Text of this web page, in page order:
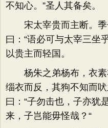
不知心。”圣人其备矣。
宋太宰贵而主断。季
曰：“语必可与太宰三坐
以贵主而轻国。
杨朱之弟杨布，衣素
缁衣而反，其狗不知而
曰：“子勿击也，子亦犹
来，子岂能毋怪哉？“